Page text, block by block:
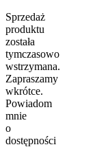
Sprzedaż
produktu
została
tymczasowo
wstrzymana.
Zapraszamy
wkrótce.
Powiadom
mnie
o
dostępności